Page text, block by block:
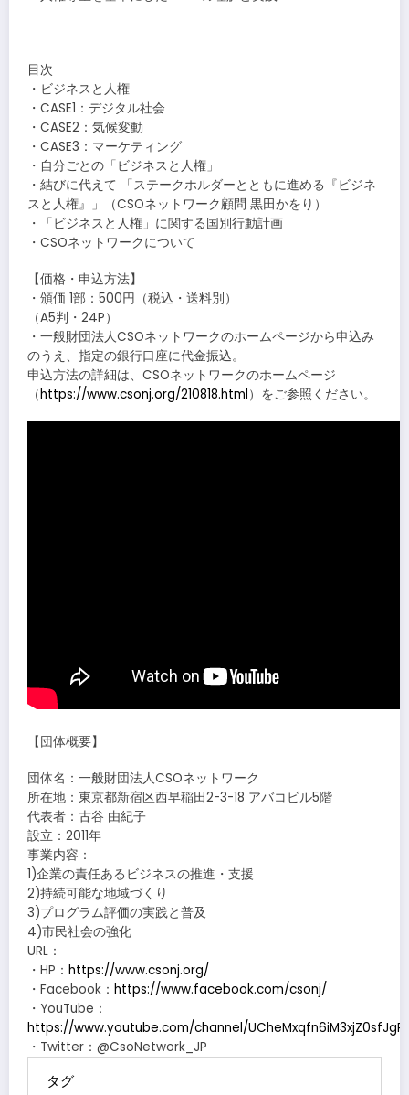
目次
・ビジネスと人権
・CASE1：デジタル社会
・CASE2：気候変動
・CASE3：マーケティング
・自分ごとの「ビジネスと人権」
・結びに代えて 「ステークホルダーとともに進める『ビジネ
スと人権』」（CSOネットワーク顧問 黒田かをり）
・「ビジネスと人権」に関する国別行動計画
・CSOネットワークについて
【価格・申込方法】
・頒価 1部：500円（税込・送料別）
（A5判・24P）
・一般財団法人CSOネットワークのホームページから申込み
のうえ、指定の銀行口座に代金振込。
申込方法の詳細は、CSOネットワークのホームページ
（https://www.csonj.org/210818.html）をご参照ください。
【団体概要】
団体名：一般財団法人CSOネットワーク
所在地：東京都新宿区西早稲田2-3-18 アバコビル5階
代表者：古谷 由紀子
設立：2011年
事業内容：
1)企業の責任あるビジネスの推進・支援
2)持続可能な地域づくり
3)プログラム評価の実践と普及
4)市民社会の強化
URL：
・HP： https://www.csonj.org/
・Facebook： https://www.facebook.com/csonj/
・YouTube：
https://www.youtube.com/channel/
・Twitter：@CsoNetwork_JP
タグ